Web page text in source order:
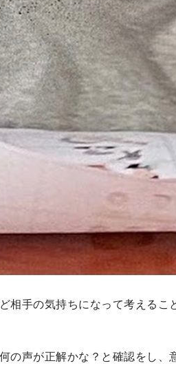
手の気持ちになって考えるこ
の声が正解かな？と確認をし